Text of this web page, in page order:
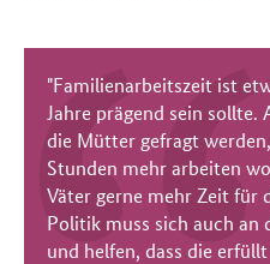
"Familienarbeitszeit ist
Jahre prägend sein sollte.
die Mütter gefragt
Stunden mehr arbeiten
Väter gerne mehr Zeit für
Politik muss sich auch an
und helfen, dass die